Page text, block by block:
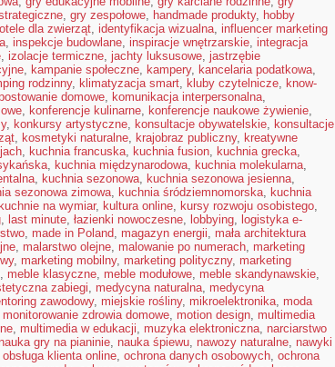
, gry zespołowe, handmade produkty, hobby
dla zwierząt, identyfikacja wizualna, influencer marketing
, inspekcje budowlane, inspiracje wnętrzarskie, integracja
, izolacje termiczne, jachty luksusowe, jastrzębie
, kampanie społeczne, kampery, kancelaria podatkowa,
rodzinny, klimatyzacja smart, kluby czytelnicze, know-
domowe, komunikacja interpersonalna,
, konferencje kulinarne, konferencje naukowe żywienie,
, konkursy artystyczne, konsultacje obywatelskie, konsultacje
, kosmetyki naturalne, krajobraz publiczny, kreatywne
, kuchnia francuska, kuchnia fusion, kuchnia grecka,
, kuchnia międzynarodowa, kuchnia molekularna,
, kuchnia sezonowa, kuchnia sezonowa jesienna,
sezonowa zimowa, kuchnia śródziemnomorska, kuchnia
kuchnie na wymiar, kultura online, kursy rozwoju osobistego,
, last minute, łazienki nowoczesne, lobbying, logistyka e-
, made in Poland, magazyn energii, mała architektura
, malarstwo olejne, malowanie po numerach, marketing
, marketing mobilny, marketing polityczny, marketing
, meble klasyczne, meble modułowe, meble skandynawskie,
zabiegi, medycyna naturalna, medycyna
zawodowy, miejskie rośliny, mikroelektronika, moda
monitorowanie zdrowia domowe, motion design, multimedia
, multimedia w edukacji, muzyka elektroniczna, narciarstwo
gry na pianinie, nauka śpiewu, nawozy naturalne, nawyki
obsługa klienta online, ochrona danych osobowych, ochrona